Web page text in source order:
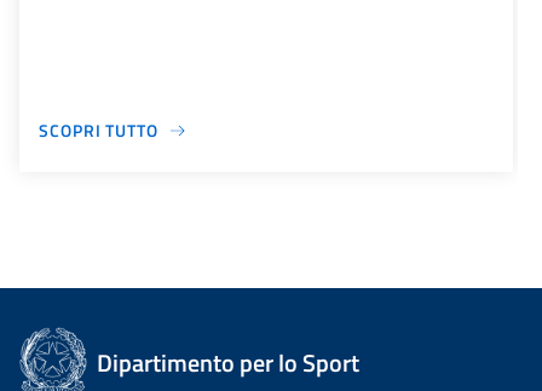
SCOPRI TUTTO
Dipartimento per lo Sport